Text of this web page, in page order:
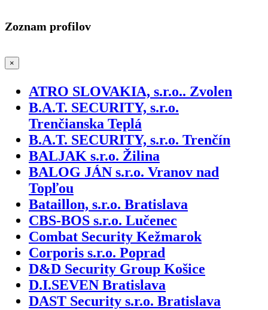
Zoznam profilov
×
ATRO SLOVAKIA, s.r.o.. Zvolen
B.A.T. SECURITY, s.r.o.
Trenčianska Teplá
B.A.T. SECURITY, s.r.o. Trenčín
BALJAK s.r.o. Žilina
BALOG JÁN s.r.o. Vranov nad
Topľou
Bataillon, s.r.o. Bratislava
CBS-BOS s.r.o. Lučenec
Combat Security Kežmarok
Corporis s.r.o. Poprad
D&D Security Group Košice
D.I.SEVEN Bratislava
DAST Security s.r.o. Bratislava